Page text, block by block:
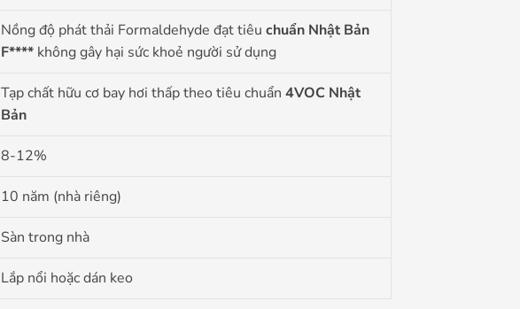
Nồng độ phát thải Formaldehyde đạt tiêu chuẩn Nhật Bản
F**** không gây hại sức khoẻ người sử dụng
Tạp chất hữu cơ bay hơi thấp theo tiêu chuẩn 4VOC Nhật
Bản
8-12%
10 năm (nhà riêng)
Sàn trong nhà
Lắp nổi hoặc dán keo